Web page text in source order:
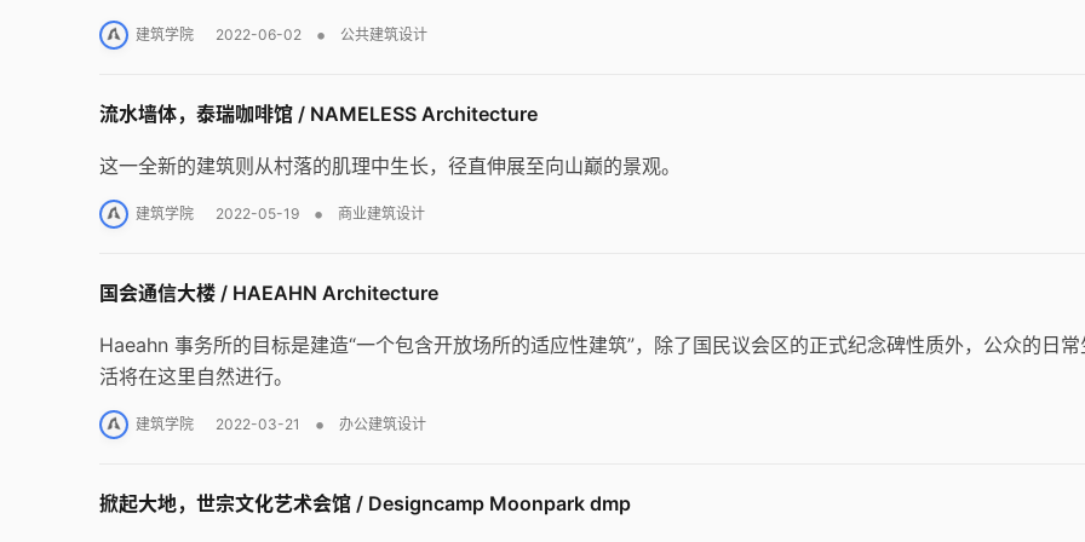
建筑学院 2022-06-02 • 公共建筑设计
流水墙体，泰瑞咖啡馆 / NAMELESS Architecture
这一全新的建筑则从村落的肌理中生长，径直伸展至向山巅的景观。
建筑学院 2022-05-19 • 商业建筑设计
国会通信大楼 / HAEAHN Architecture
Haeahn 事务所的目标是建造“一个包含开放场所的适应性建筑”，除了国民议会区的正式纪念碑性质外，公众的日常
活将在这里自然进行。
建筑学院 2022-03-21 • 办公建筑设计
掀起大地，世宗文化艺术会馆 / Designcamp Moonpark dmp